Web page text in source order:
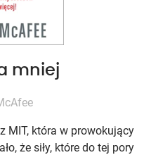
mniej
MIT, która w prowokujący
że siły, które do tej pory